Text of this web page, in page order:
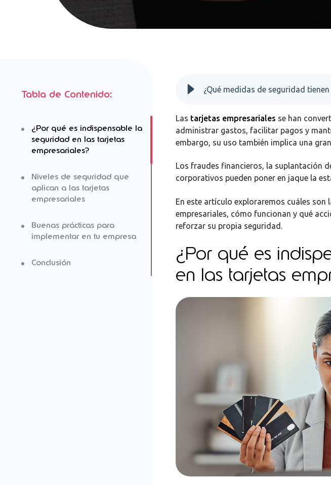
Tabla de Contenido:
¿Por qué es indispensable la
seguridad en las tarjetas
empresariales?
Niveles de seguridad que
aplican a las tarjetas
empresariales
Medidas visibles para el
usuario de la tarjeta
Medidas de control interno
Buenas prácticas para
implementar en tu empresa
Conclusión
¿Qué medidas de seguridad
Las tarjetas empresariales se han
administrar gastos, facilitar pagos y
embargo, su uso también implica una
Los fraudes financieros, la suplantación
corporativos pueden poner en jaque la
En este artículo exploraremos cuáles
empresariales, cómo funcionan y qué
reforzar su propia seguridad.
¿Por qué es
en las tarjetas